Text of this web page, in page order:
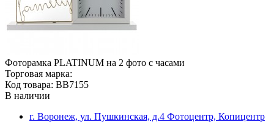
Фоторамка PLATINUM на 2 фото с часами
Торговая марка:
Код товара: BB7155
В наличии
г. Воронеж, ул. Пушкинская, д.4 Фотоцентр, Копицентр